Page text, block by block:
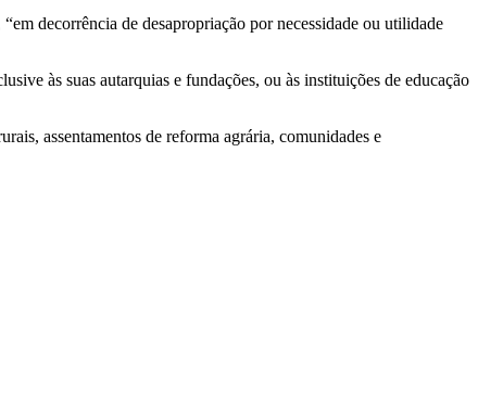
decorrência de desapropriação por necessidade ou utilidade
às suas autarquias e fundações, ou às instituições de educação
assentamentos de reforma agrária, comunidades e